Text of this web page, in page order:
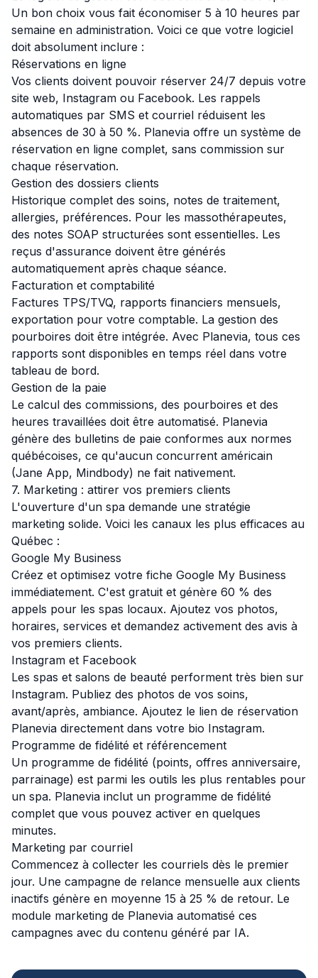
Un bon choix vous fait économiser 5 à 10 heures par
semaine en administration. Voici ce que votre logiciel
doit absolument inclure :
Réservations en ligne
Vos clients doivent pouvoir réserver 24/7 depuis votre
site web, Instagram ou Facebook. Les rappels
automatiques par SMS et courriel réduisent les
absences de 30 à 50 %. Planevia offre un système de
réservation en ligne complet, sans commission sur
chaque réservation.
Gestion des dossiers clients
Historique complet des soins, notes de traitement,
allergies, préférences. Pour les massothérapeutes,
des notes SOAP structurées sont essentielles. Les
reçus d'assurance doivent être générés
automatiquement après chaque séance.
Facturation et comptabilité
Factures TPS/TVQ, rapports financiers mensuels,
exportation pour votre comptable. La gestion des
pourboires doit être intégrée. Avec Planevia, tous ces
rapports sont disponibles en temps réel dans votre
tableau de bord.
Gestion de la paie
Le calcul des commissions, des pourboires et des
heures travaillées doit être automatisé. Planevia
génère des bulletins de paie conformes aux normes
québécoises, ce qu'aucun concurrent américain
(Jane App, Mindbody) ne fait nativement.
7. Marketing : attirer vos premiers clients
L'ouverture d'un spa demande une stratégie
marketing solide. Voici les canaux les plus efficaces au
Québec :
Google My Business
Créez et optimisez votre fiche Google My Business
immédiatement. C'est gratuit et génère 60 % des
appels pour les spas locaux. Ajoutez vos photos,
horaires, services et demandez activement des avis à
vos premiers clients.
Instagram et Facebook
Les spas et salons de beauté performent très bien sur
Instagram. Publiez des photos de vos soins,
avant/après, ambiance. Ajoutez le lien de réservation
Planevia directement dans votre bio Instagram.
Programme de fidélité et référencement
Un programme de fidélité (points, offres anniversaire,
parrainage) est parmi les outils les plus rentables pour
un spa. Planevia inclut un programme de fidélité
complet que vous pouvez activer en quelques
minutes.
Marketing par courriel
Commencez à collecter les courriels dès le premier
jour. Une campagne de relance mensuelle aux clients
inactifs génère en moyenne 15 à 25 % de retour. Le
module marketing de Planevia automatisé ces
campagnes avec du contenu généré par IA.